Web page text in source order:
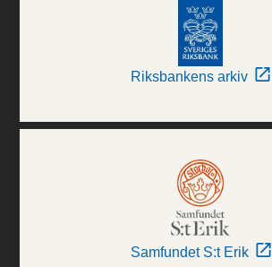
Riksbankens arkiv
Samfundet S:t Erik